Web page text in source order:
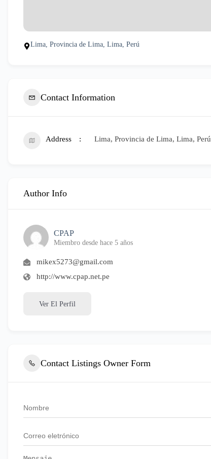
Lima, Provincia de Lima, Lima, Perú
Contact Information
Address Lima, Provincia de Lima, Lima, Perú
Author Info
CPAP
Miembro desde hace 5 años
mikex5273@gmail.com
http://www.cpap.net.pe
Ver El Perfil
Contact Listings Owner Form